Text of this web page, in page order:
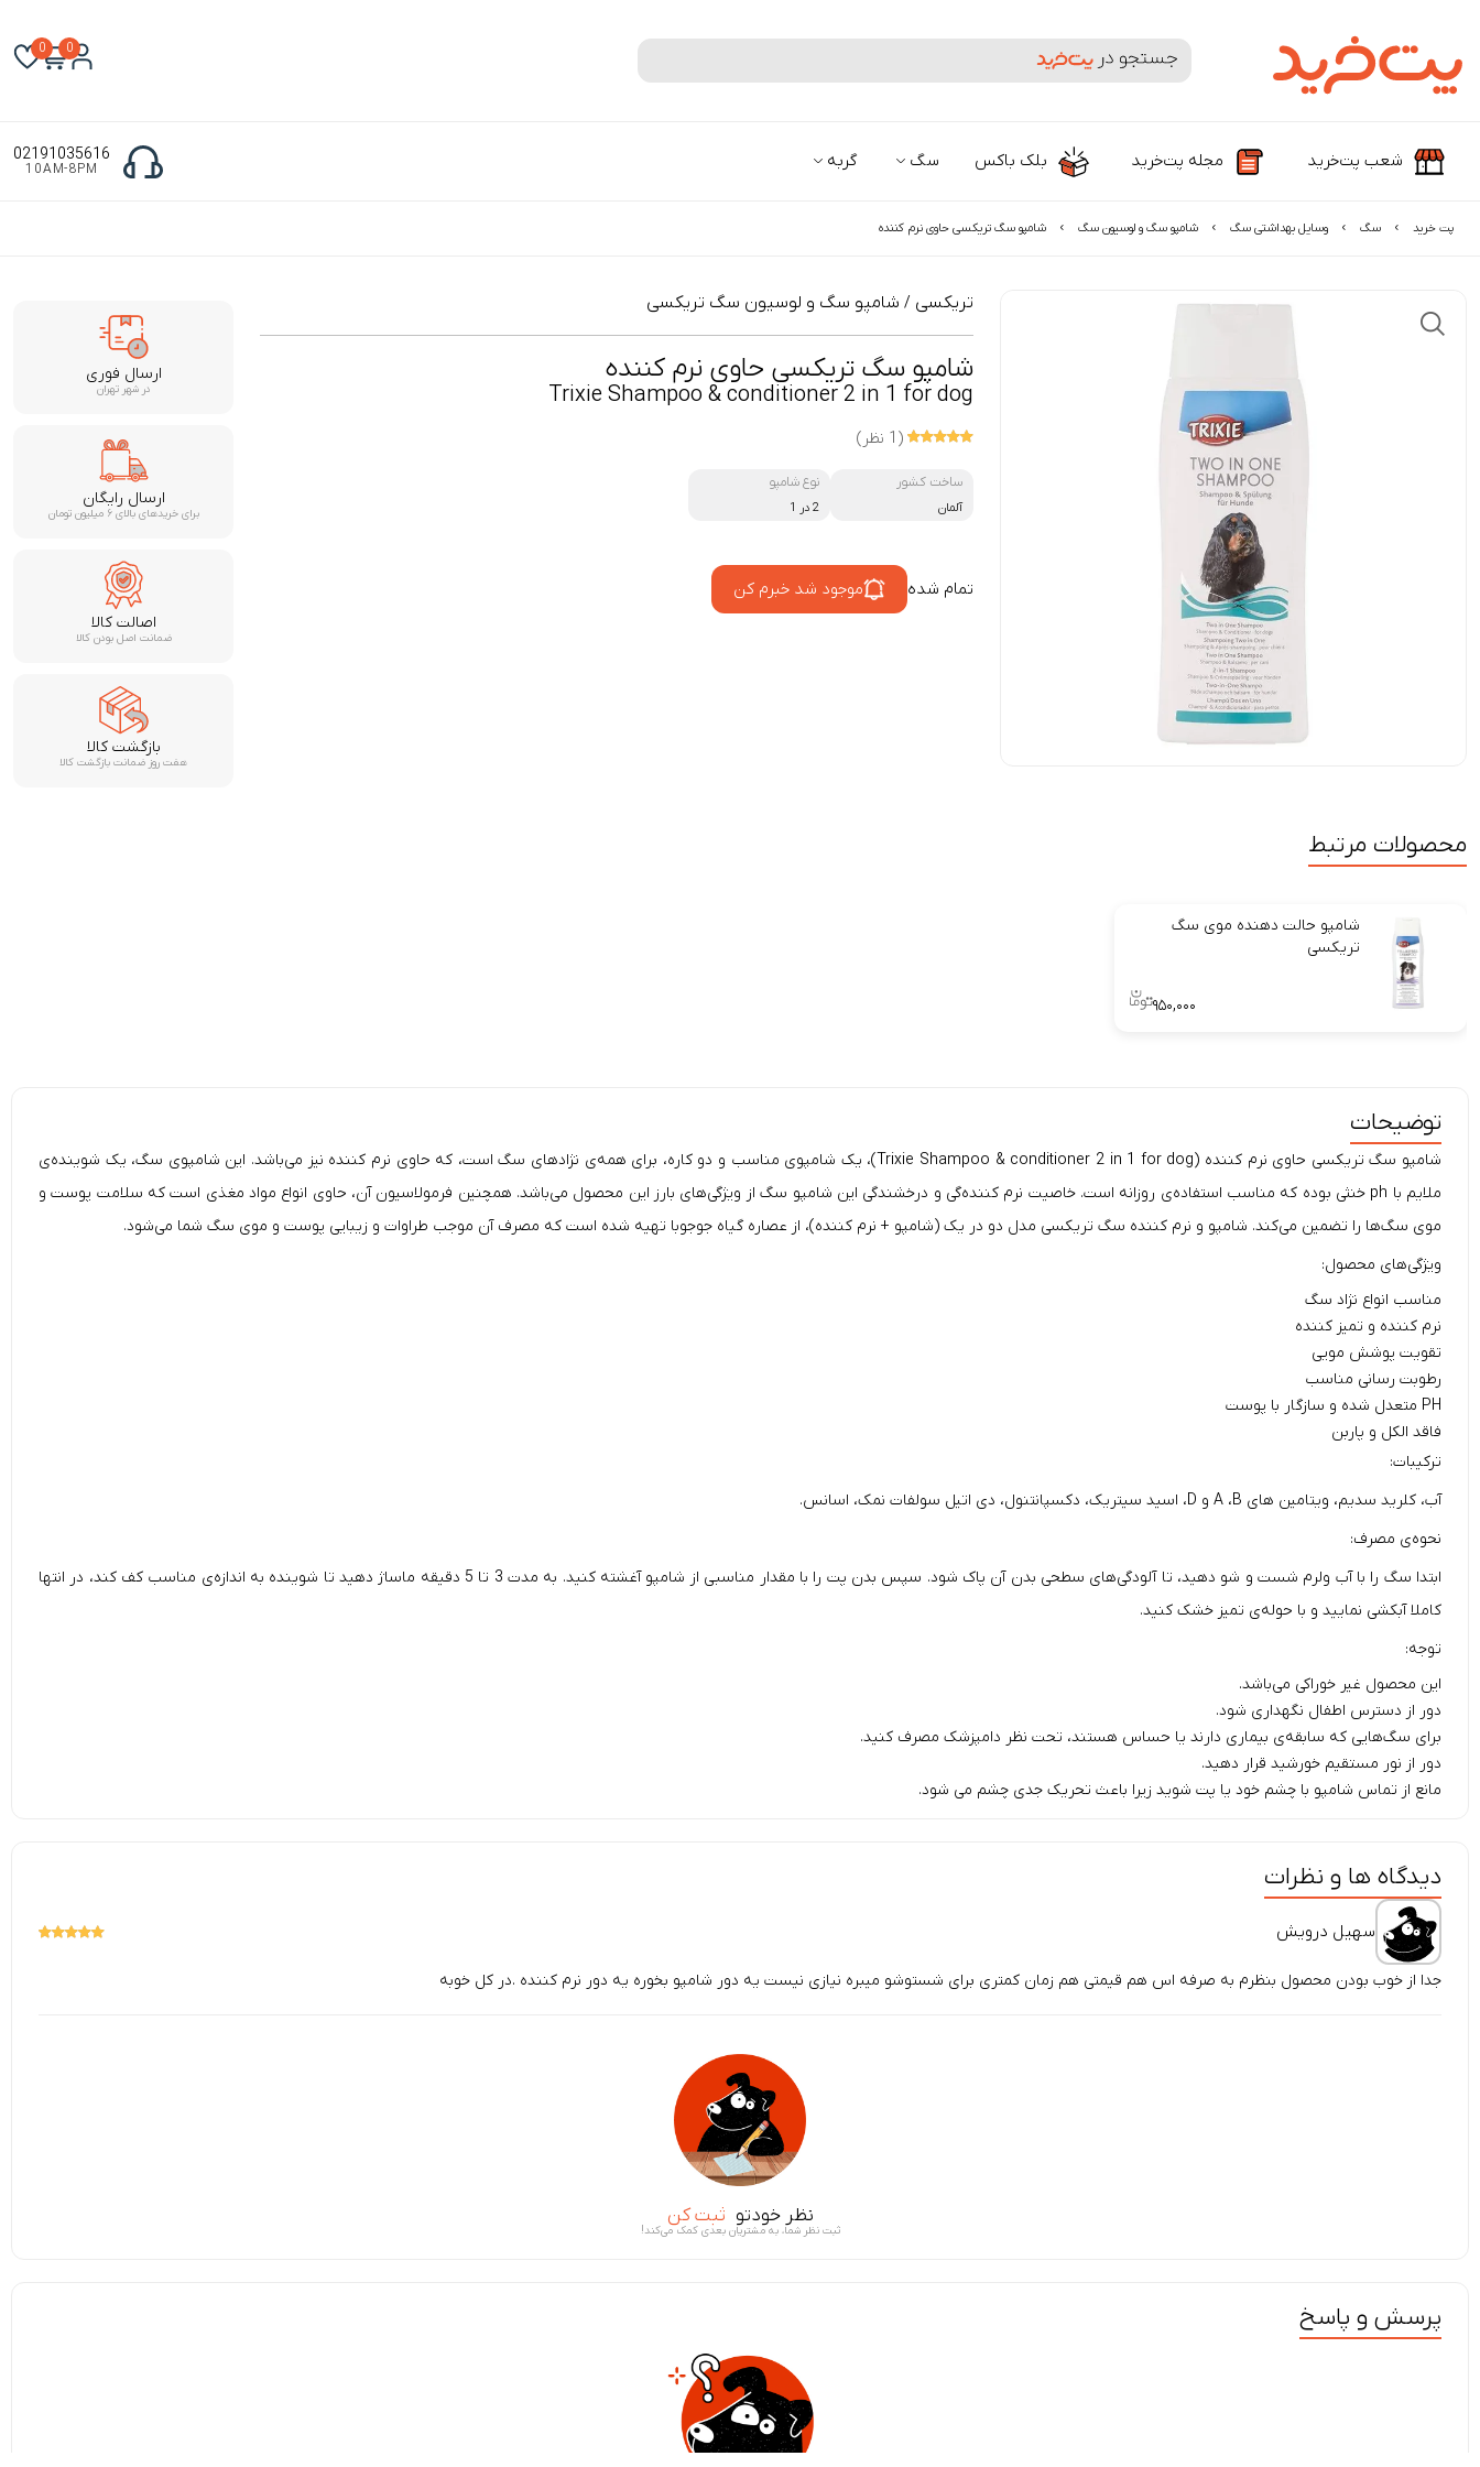
جستجوی محصولات و برندها
0
0
شعب پت‌خرید مجله پت‌خرید بلک باکس سگ گربه 02191035616
10AM-8PM
پت خرید سگ وسایل بهداشتی سگ شامپو سگ و لوسیون سگ شامپو سگ تریکسی حاوی نرم کننده
تریکسی / شامپو سگ و لوسیون سگ تریکسی
شامپو سگ تریکسی حاوی نرم کننده
Trixie Shampoo & conditioner 2 in 1 for dog
(1 نظر)
ساخت کشور
آلمان
نوع شامپو
2 در 1
تمام شده موجود شد خبرم کن
ارسال فوری
در شهر تهران
ارسال رایگان
برای خریدهای بالای ۶ میلیون تومان
اصالت کالا
ضمانت اصل بودن کالا
بازگشت کالا
هفت روز ضمانت بازگشت کالا
محصولات مرتبط
شامپو حالت دهنده موی سگ
تریکسی
۹۵۰,۰۰۰
توضیحات
شامپو سگ تریکسی حاوی نرم کننده ( TrixieShampoo & conditioner 2 in 1 for dog)، یک شامپوی مناسب و دو کاره، برای همه‌ی نژاد‌های سگ است، که حاوی نرم کننده نیز می‌باشد. این شامپوی سگ، یک شوینده‌ی
ملایم با ph خنثی بوده که مناسب استفاده‌ی روزانه است. خاصیت نرم کننده‌گی و درخشندگی این
شامپو سگاز ویژگی‌های بارز این محصول می‌باشد. همچنین فرمولاسیون آن، حاوی انواع مواد مغذی است که سلامت پوست و
موی سگ‌ها را تضمین می‌کند. شامپو و نرم کننده سگ تریکسی مدل دو در یک (شامپو + نرم کننده)، از عصاره گیاه جوجوبا تهیه شده است که مصرف آن موجب طراوات و زیبایی پوست و موی سگ شما می‌شود.
ویژگی‌های محصول:
مناسب انواع نژاد سگ
نرم کننده و تمیز کننده
تقویت پوشش مویی
رطوبت رسانی مناسب
PH متعدل شده و سازگار با پوست
فاقد الکل و پاربن
ترکیبات:
آب، کلرید سدیم، ویتامین های A ،B و D، اسید سیتریک، دکسپانتنول، دی اتیل سولفات نمک، اسانس.
نحوه‌ی مصرف:
ابتدا سگ را با آب ولرم شست و شو دهید، تا آلودگی‌های سطحی بدن آن‌ پاک شود. سپس بدن پت را با مقدار مناسبی از شامپو آغشته کنید. به مدت 3 تا 5 دقیقه ماساژ دهید تا شوینده به اندازه‌ی مناسب کف کند، در انتها
کاملا آبکشی نمایید و با حوله‌ی تمیز خشک کنید.
توجه:
این محصول غیر خوراکی می‌باشد.
دور از دسترس اطفال نگهداری شود.
برای سگ‌هایی که سابقه‌ی بیماری دارند یا حساس هستند، تحت نظر دامپزشک مصرف کنید.
دور از نور مستقیم خورشید قرار دهید.
مانع از تماس شامپو با چشم خود یا پت شوید زیرا باعث تحریک جدی چشم می شود.
دیدگاه ها و نظرات
سهیل درویش
جدا از خوب بودن محصول بنظرم به صرفه اس هم قیمتی هم زمان کمتری برای شستوشو میبره نیازی نیست یه دور شامپو بخوره یه دور نرم کننده .در کل خوبه
نظر خودتو ثبت کن
ثبت نظر شما، به مشتریان بعدی کمک می‌کند!
پرسش و پاسخ